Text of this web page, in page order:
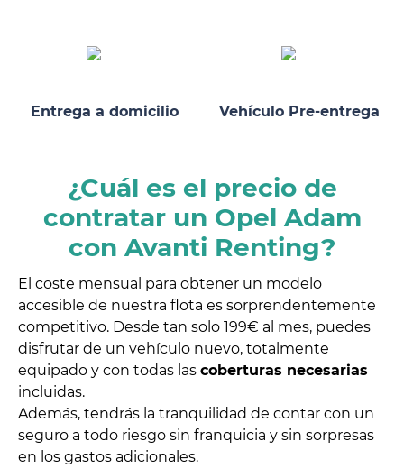
Entrega a domicilio Vehículo Pre-entrega
¿Cuál es el precio de
contratar un Opel Adam
con Avanti Renting?
El coste mensual para obtener un modelo
accesible de nuestra flota es sorprendentemente
competitivo. Desde tan solo 199€ al mes, puedes
disfrutar de un vehículo nuevo, totalmente
equipado y con todas las coberturas necesarias
incluidas.
Además, tendrás la tranquilidad de contar con un
seguro a todo riesgo sin franquicia y sin sorpresas
en los gastos adicionales.